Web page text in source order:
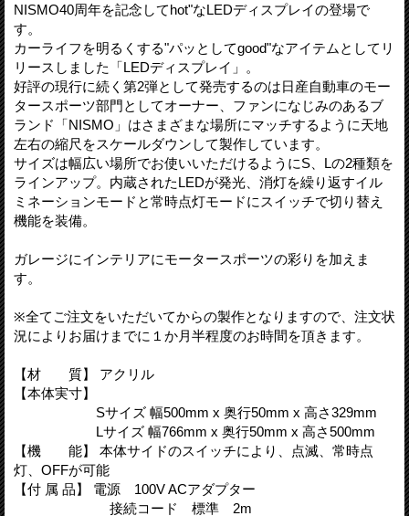
NISMO40周年を記念してhot"なLEDディスプレイの登場で
す。
カーライフを明るくする"パッとしてgood"なアイテムとしてリ
リースしました「LEDディスプレイ」。
好評の現行に続く第2弾として発売するのは日産自動車のモー
タースポーツ部門としてオーナー、ファンになじみのあるブ
ランド「NISMO」はさまざまな場所にマッチするように天地
左右の縮尺をスケールダウンして製作しています。
サイズは幅広い場所でお使いいただけるようにS、Lの2種類を
ラインアップ。内蔵されたLEDが発光、消灯を繰り返すイル
ミネーションモードと常時点灯モードにスイッチで切り替え
機能を装備。
ガレージにインテリアにモータースポーツの彩りを加えま
す。
※全てご注文をいただいてからの製作となりますので、注文状
況によりお届けまでに１か月半程度のお時間を頂きます。
【材 質】 アクリル
【本体実寸】
Sサイズ 幅500mm x 奥行50mm x 高さ329mm
Lサイズ 幅766mm x 奥行50mm x 高さ500mm
【機 能】 本体サイドのスイッチにより、点滅、常時点
灯、OFFが可能
【付 属 品】 電源 100V ACアダプター
接続コード 標準 2m